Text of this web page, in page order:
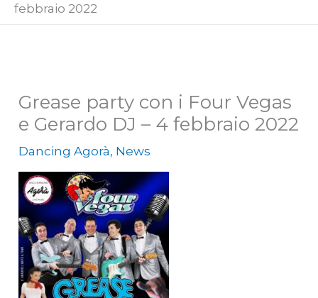
febbraio 2022
Grease party con i Four Vegas
e Gerardo DJ – 4 febbraio 2022
Dancing Agorà, News